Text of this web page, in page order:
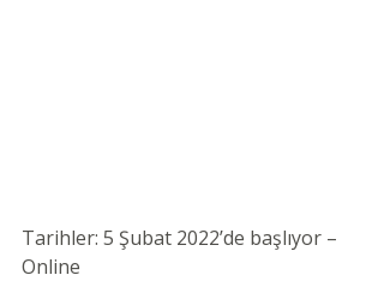
Tarihler: 5 Şubat 2022’de başlıyor –
Online